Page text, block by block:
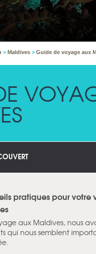
> Maldives > Guide de voyage aux
pratiques pour votre
aux Maldives, nous
qui nous semblent